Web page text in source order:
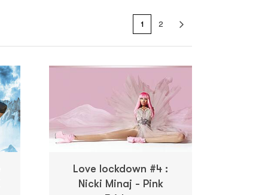
1 2
Love lockdown #4 :
Nicki Minaj - Pink